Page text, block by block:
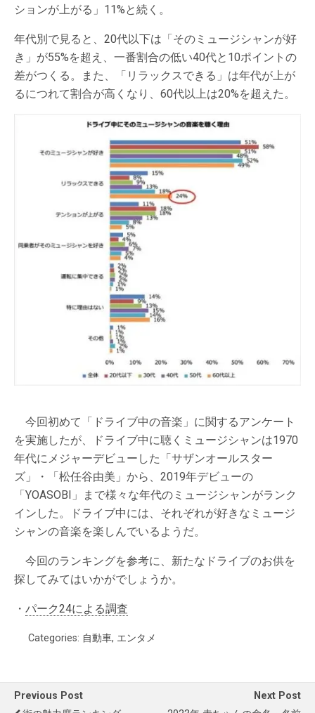
ションが上がる」11%と続く。
年代別で見ると、20代以下は「そのミュージシャンが好
き」が55%を超え、一番割合の低い40代と10ポイントの
差がつくる。また、「リラックスできる」は年代が上が
るにつれて割合が高くなり、60代以上は20%を超えた。
今回初めて「ドライブ中の音楽」に関するアンケート
を実施したが、ドライブ中に聴くミュージシャンは1970
年代にメジャーデビューした「サザンオールスター
ズ」・「松任谷由美」から、2019年デビューの
「YOASOBI」まで様々な年代のミュージシャンがランク
インした。ドライブ中には、それぞれが好きなミュージ
シャンの音楽を楽しんでいるようだ。
今回のランキングを参考に、新たなドライブのお供を
探してみてはいかがでしょうか。
・ パーク24による調査
Categories: 自動車, エンタメ
Previous Post
Next Post